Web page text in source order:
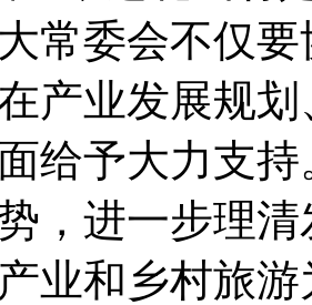
常委会不仅
产业发展规
给予大力支
，进一步理
业和乡村旅